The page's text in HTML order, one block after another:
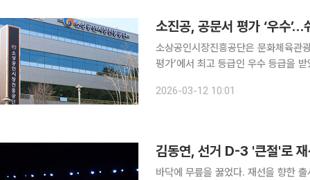
소진공, 공문서 평가 ‘우수
소상공인시장진흥공단은 문화체육관
평가’에서 최고 등급인 우수 등급을 받았다고 12일 밝혔다. ‘공
2026-03-12 10:01
김동연, 선거 D-3 '큰절'로
바닥에 무릎을 꿇었다. 재선을 향한 출사표치고는 이례